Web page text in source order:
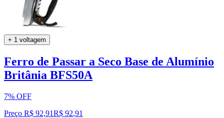
+ 1 voltagem
Ferro de Passar a Seco Base de Alumínio
Britânia BFS50A
7% OFF
Preço R$ 92,91R$ 92,91